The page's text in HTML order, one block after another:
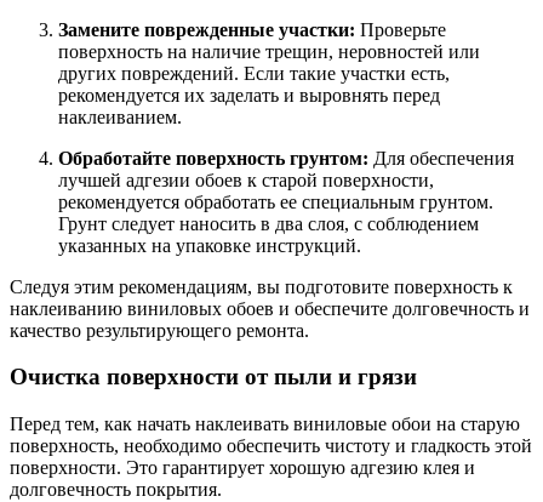
Замените поврежденные участки: Проверьте
поверхность на наличие трещин, неровностей или
других повреждений. Если такие участки есть,
рекомендуется их заделать и выровнять перед
наклеиванием.
Обработайте поверхность грунтом: Для обеспечения
лучшей адгезии обоев к старой поверхности,
рекомендуется обработать ее специальным грунтом.
Грунт следует наносить в два слоя, с соблюдением
указанных на упаковке инструкций.
Следуя этим рекомендациям, вы подготовите поверхность к
наклеиванию виниловых обоев и обеспечите долговечность и
качество результирующего ремонта.
Очистка поверхности от пыли и грязи
Перед тем, как начать наклеивать виниловые обои на старую
поверхность, необходимо обеспечить чистоту и гладкость этой
поверхности. Это гарантирует хорошую адгезию клея и
долговечность покрытия.